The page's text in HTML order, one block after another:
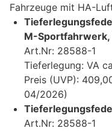
Fahrzeuge mit HA-
M-Sportfahrwerk,
Art.Nr: 28588-1
Tieferlegung: VA
Preis (UVP):
04/2026)
Art.Nr: 28588-1